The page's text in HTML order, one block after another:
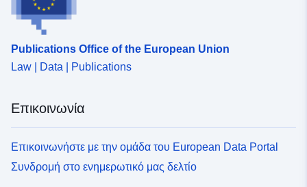
Publications Office of the European Union
Law | Data | Publications
Επικοινωνία
Επικοινωνήστε με την ομάδα του European Data Portal
Συνδρομή στο ενημερωτικό μας δελτίο